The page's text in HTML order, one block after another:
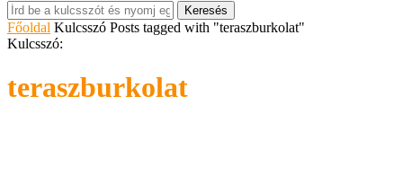
Keresés
Főoldal Kulcsszó Posts tagged with "teraszburkolat"
Kulcsszó:
teraszburkolat